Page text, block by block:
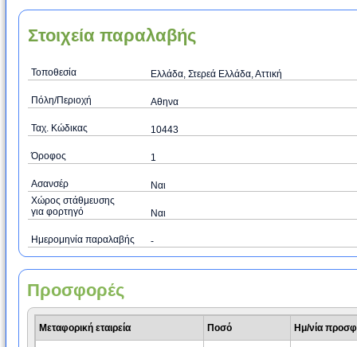
Στοιχεία παραλαβής
Τοποθεσία Ελλάδα, Στερεά Ελλάδα, Αττική
Πόλη/Περιοχή Aθηνα
Ταχ. Κώδικας 10443
Όροφος 1
Ασανσέρ
Ναι
Χώρος στάθμευσης
για φορτηγό
Ναι
Ημερομηνία παραλαβής -
Προσφορές
Μεταφορική εταιρεία Ποσό Ημ/νία